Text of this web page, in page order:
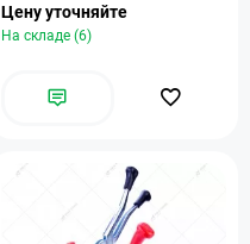
Цену уточняйте
На складе (6)